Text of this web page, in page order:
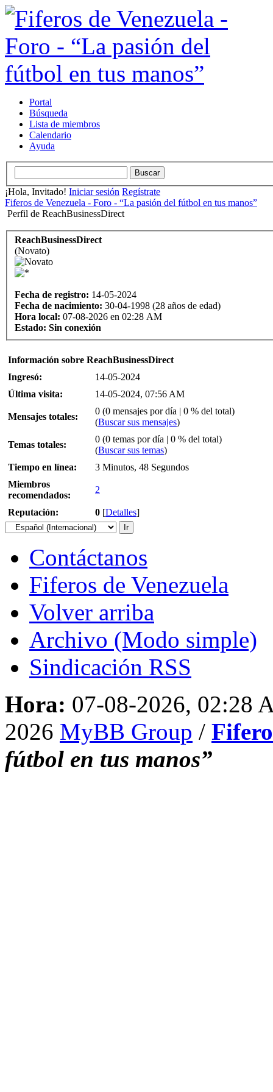
Portal
Búsqueda
Lista de miembros
Calendario
Ayuda
¡Hola, Invitado! Iniciar sesión Regístrate
Fiferos de Venezuela - Foro - “La pasión del fútbol en tus manos”
Perfil de ReachBusinessDirect
ReachBusinessDirect
(Novato)
Fecha de registro: 14-05-2024
Fecha de nacimiento: 30-04-1998 (28 años de edad)
Hora local: 07-08-2026 en 02:28 AM
Estado: Sin conexión
Información sobre ReachBusinessDirect
Ingresó:
14-05-2024
Última visita:
14-05-2024, 07:56 AM
Mensajes totales:
0 (0 mensajes por día | 0 % del total)
(Buscar sus mensajes)
Temas totales:
0 (0 temas por día | 0 % del total)
(Buscar sus temas)
Tiempo en línea:
3 Minutos, 48 Segundos
Miembros
recomendados:
2
Reputación: 0 [Detalles]
Contáctanos
Fiferos de Venezuela
Volver arriba
Archivo (Modo simple)
Sindicación RSS
Hora: 07-08-2026, 02:28
2026 MyBB Group /
fútbol en tus manos”